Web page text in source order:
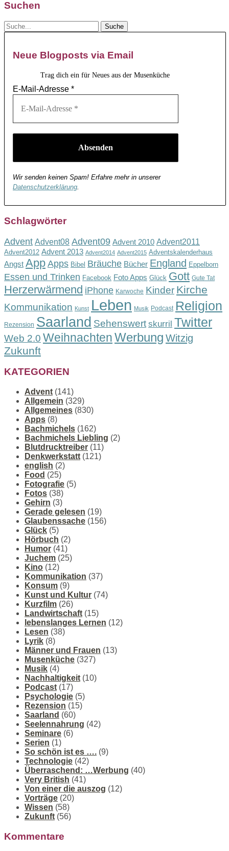
Suchen
Neue Blogposts via Email
Trag dich ein für Neues aus der Musenküche
E-Mail-Adresse *
Wir senden keinen Spam! Erfahre mehr in unserer
Datenschutzerklärung.
Schlagwörter
Advent Advent08 Advent09 Advent 2010 Advent2011
Advent2012 Advent 2013 Advent2014 Advent2015 Adventskalenderhaus
Angst App Apps Bibel Bräuche Bücher England Eppelborn
Essen und Trinken Facebook Foto Apps Glück Gott Gute Tat
Herzerwärmend iPhone Karwoche Kinder Kirche
Kommunikation Kunst Leben Musik Podcast Religion
Rezension Saarland Sehenswert skurril Twitter
Web 2.0 WeihnachtenWerbung Witzig
Zukunft
KATEGORIEN
Advent (141)
Allgemein (329)
Allgemeines (830)
Apps (8)
Bachmichels (162)
Bachmichels Liebling (2)
Blutdrucktreiber (11)
Denkwerkstatt (121)
english (2)
Food (25)
Fotografie (5)
Fotos (38)
Gehirn (3)
Gerade gelesen (19)
Glaubenssache (156)
Glück (5)
Hörbuch (2)
Humor (41)
Juchem (25)
Kino (12)
Kommunikation (37)
Konsum (9)
Kunst und Kultur (74)
Kurzfilm (26)
Landwirtschaft (15)
lebenslanges Lernen (12)
Lesen (38)
Lyrik (8)
Männer und Frauen (13)
Musenküche (327)
Musik (4)
Nachhaltigkeit (10)
Podcast (17)
Psychologie (5)
Rezension (15)
Saarland (60)
Seelennahrung (42)
Seminare (6)
Serien (1)
So schön ist es …. (9)
Technologie (42)
Überraschend: …Werbung (40)
Very British (41)
Von einer die auszog (12)
Vorträge (20)
Wissen (58)
Zukunft (56)
Kommentare